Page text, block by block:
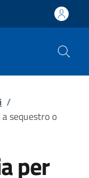
/
sequestro o
per